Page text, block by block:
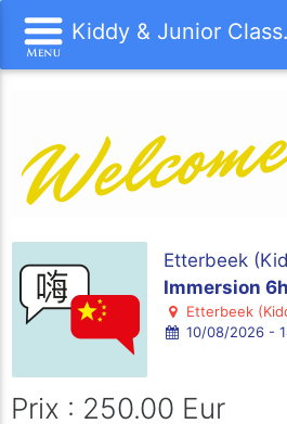
Kiddy & Junior
Etterbeek
Immersion
Etterbeek
10/08/2026 -
Prix : 250.00 Eur